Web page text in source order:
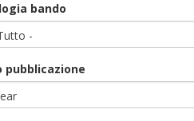
bando
-
pubblicazione